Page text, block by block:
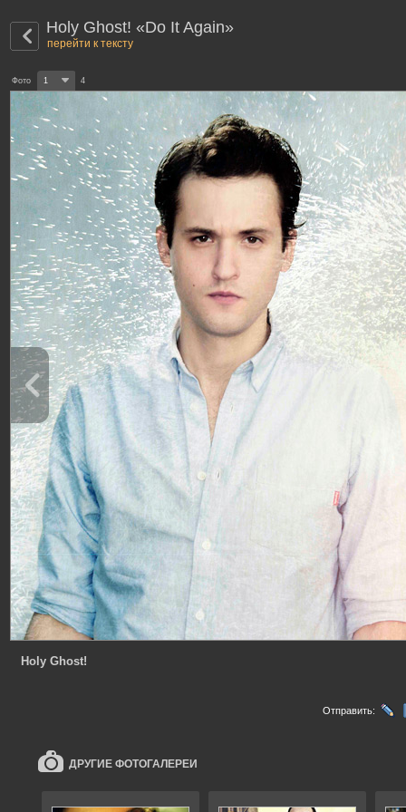
Holy Ghost! «Do It Again»
перейти к тексту
Фото 1 4
Holy Ghost!
Отправить:
ДРУГИЕ ФОТОГАЛЕРЕИ